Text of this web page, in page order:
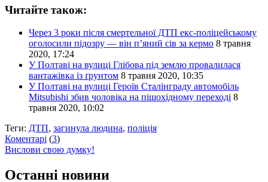
Читайте також:
Через 3 роки після смертельної ДТП екс-поліцейському
оголосили підозру — він п’яний сів за кермо 8 травня
2020, 17:24
У Полтаві на вулиці Глібова під землю провалилася
вантажівка із ґрунтом 8 травня 2020, 10:35
У Полтаві на вулиці Героїв Сталінграду автомобіль
Mitsubishi збив чоловіка на пішохідному переході 8
травня 2020, 10:02
Теги: ДТП, загинула людина, поліція
Коментарі (3)
Вислови свою думку!
Останні новини